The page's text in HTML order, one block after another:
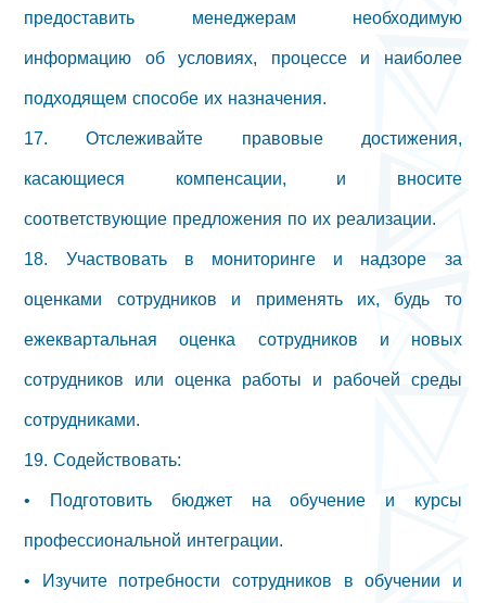
предоставить менеджерам необходимую
информацию об условиях, процессе и наиболее
подходящем способе их назначения.
17. Отслеживайте правовые достижения,
касающиеся компенсации, и вносите
соответствующие предложения по их реализации.
18. Участвовать в мониторинге и надзоре за
оценками сотрудников и применять их, будь то
ежеквартальная оценка сотрудников и новых
сотрудников или оценка работы и рабочей среды
сотрудниками.
19. Содействовать:
• Подготовить бюджет на обучение и курсы
профессиональной интеграции.
• Изучите потребности сотрудников в обучении и